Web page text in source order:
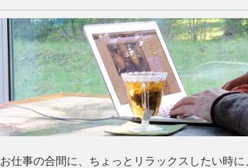
お仕事の合間に、ちょっとリラックスしたい時